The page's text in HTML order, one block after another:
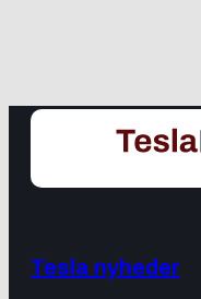
Tesla nyheder